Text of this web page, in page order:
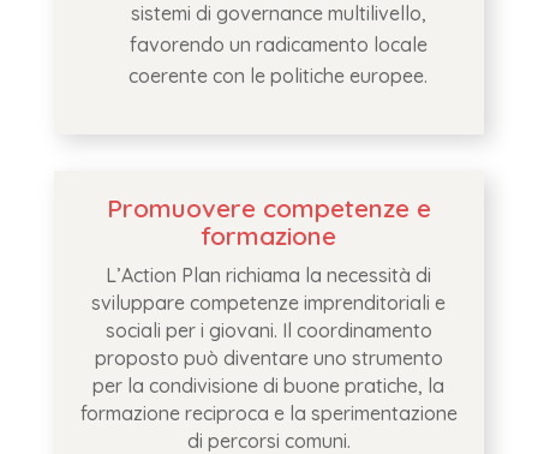
sistemi di governance multilivello,
favorendo un radicamento locale
coerente con le politiche europee.
Promuovere competenze e
formazione
L’Action Plan richiama la necessità di
sviluppare competenze imprenditoriali e
sociali per i giovani. Il coordinamento
proposto può diventare uno strumento
per la condivisione di buone pratiche, la
formazione reciproca e la sperimentazione
di percorsi comuni.